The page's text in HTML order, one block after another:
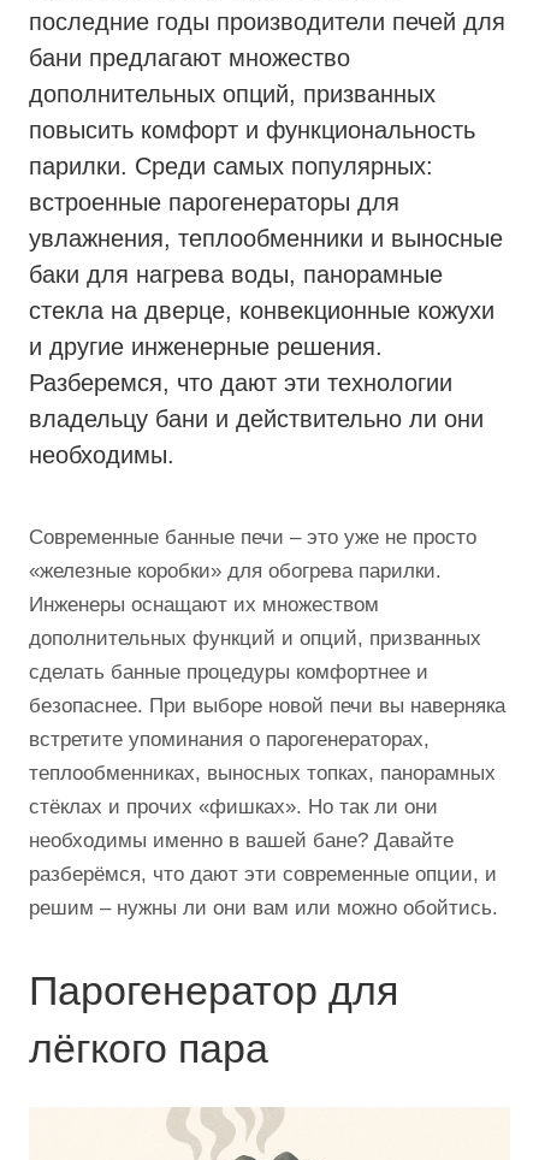
последние годы производители печей для
бани предлагают множество
дополнительных опций, призванных
повысить комфорт и функциональность
парилки. Среди самых популярных:
встроенные парогенераторы для
увлажнения, теплообменники и выносные
баки для нагрева воды, панорамные
стекла на дверце, конвекционные кожухи
и другие инженерные решения.
Разберемся, что дают эти технологии
владельцу бани и действительно ли они
необходимы.
Современные банные печи – это уже не просто
«железные коробки» для обогрева парилки.
Инженеры оснащают их множеством
дополнительных функций и опций, призванных
сделать банные процедуры комфортнее и
безопаснее. При выборе новой печи вы наверняка
встретите упоминания о парогенераторах,
теплообменниках, выносных топках, панорамных
стёклах и прочих «фишках». Но так ли они
необходимы именно в вашей бане? Давайте
разберёмся, что дают эти современные опции, и
решим – нужны ли они вам или можно обойтись.
Парогенератор для
лёгкого пара